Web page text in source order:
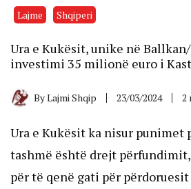
Lajme Shqiperi
Ura e Kukësit, unike në
investimi 35 milionë euro i
ByLajmi Shqip 23/03/2024 2
Ura e Kukësit ka nisur punimet
tashmë është drejt
për të qenë gati për